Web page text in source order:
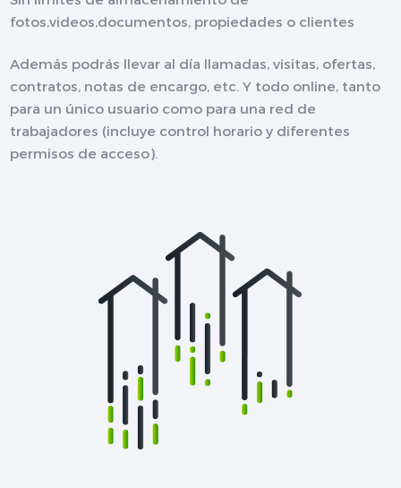
fotos,videos,documentos, propiedades o clientes
Además podrás llevar al día llamadas, visitas, ofertas,
contratos, notas de encargo, etc. Y todo online, tanto
para un único usuario como para una red de
trabajadores (incluye control horario y diferentes
permisos de acceso).